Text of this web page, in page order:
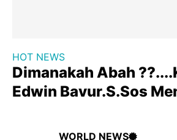
HOT NEWS
Dimanakah Abah
Edwin Bavur.S.Sos
WORLD NEWS